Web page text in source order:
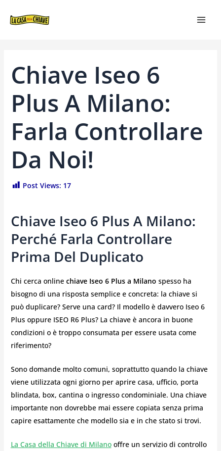
Chiave Iseo 6
Plus A Milano:
Farla Controllare
Da Noi!
Post Views: 17
Chiave Iseo 6 Plus A Milano:
Perché Farla Controllare
Prima Del Duplicato
Chi cerca online chiave Iseo 6 Plus a Milano spesso ha
bisogno di una risposta semplice e concreta: la chiave si
può duplicare? Serve una card? Il modello è davvero Iseo 6
Plus oppure ISEO R6 Plus? La chiave è ancora in buone
condizioni o è troppo consumata per essere usata come
riferimento?
Sono domande molto comuni, soprattutto quando la chiave
viene utilizzata ogni giorno per aprire casa, ufficio, porta
blindata, box, cantina o ingresso condominiale. Una chiave
importante non dovrebbe mai essere copiata senza prima
capire esattamente che modello sia e in che stato si trovi.
La Casa della Chiave di Milanooffre un servizio di controllo
ARTICOLI